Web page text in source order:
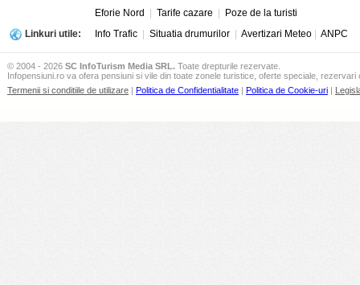
Eforie Nord
Tarife cazare
Poze de la turisti
Linkuri utile:
Info Trafic Situatia drumurilor Avertizari Meteo ANPC
© 2004 - 2026 SC InfoTurism Media SRL. Toate drepturile rezervate.
Infopensiuni.ro va ofera pensiuni si vile din toate zonele turistice, oferte speciale, rezervari
Termenii si conditiile de utilizare | Politica de Confidentialitate | Politica de Cookie-uri |